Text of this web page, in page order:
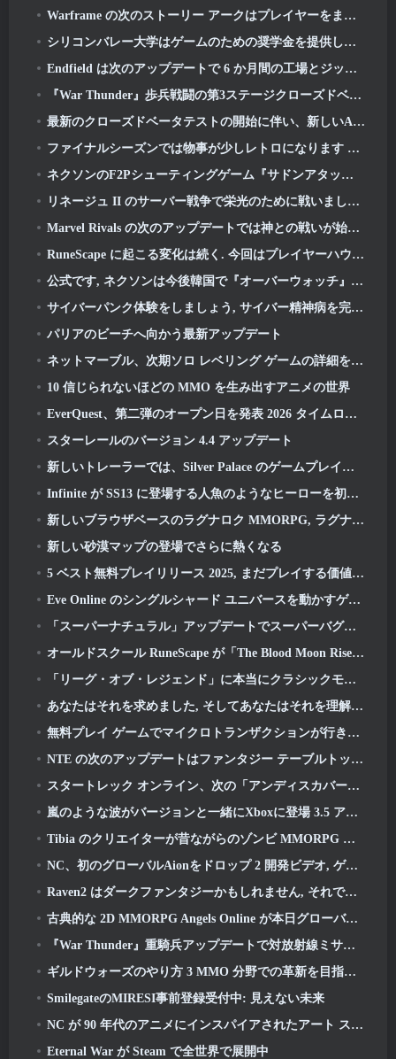
Warframe の次のストーリー アークはプレイヤーをまったく新しいスター チャートに連れて行きます, タウシステム
シリコンバレー大学はゲームのための奨学金を提供していますが、その要件のいくつかは興味深いものです
Endfield は次のアップデートで 6 か月間の工場とジップラインを祝う
『War Thunder』歩兵戦闘の第3ステージクローズドベータテストが発表
最新のクローズドベータテストの開始に伴い、新しいAniimoトレーラーが公開されました
ファイナルシーズンでは物事が少しレトロになります 11 アップデート
ネクソンのF2Pシューティングゲーム『サドンアタック ゼロポイント』最終クローズドβテストが本日スタート
リネージュ II のサーバー戦争で栄光のために戦いましょう
Marvel Rivals の次のアップデートでは神との戦いが始まります
RuneScape に起こる変化は続く. 今回はプレイヤーハウジングです
公式です, ネクソンは今後韓国で『オーバーウォッチ』を出版する予定
サイバーパンク体験をしましょう, サイバー精神病を完全に抱えている, 『Apex Legends』の次のクロスオーバーイベントで
パリアのビーチへ向かう最新アップデート
ネットマーブル、次期ソロ レベリング ゲームの詳細を公開, ソロレベリング: KARMA アニメエキスポにて
10 信じられないほどの MMO を生み出すアニメの世界
EverQuest、第二弾のオープン日を発表 2026 タイムロック拡張サーバー
スターレールのバージョン 4.4 アップデート
新しいトレーラーでは、Silver Palace のゲームプレイを紹介します
Infinite が SS13 に登場する人魚のようなヒーローを初公開: 残光
新しいブラウザベースのラグナロク MMORPG, ラグナロクユニバースを発表
新しい砂漠マップの登場でさらに熱くなる
5 ベスト無料プレイリリース 2025, まだプレイする価値はありますか 2026?
Eve Online のシングルシャード ユニバースを動かすゲーム エンジンがオープンソースになりました
「スーパーナチュラル」アップデートでスーパーバグがスーパーアニマルロイヤルに侵入
オールドスクール RuneScape が「The Blood Moon Rises」グランドマスタークエストをドロップ, 20年にわたるクエストラインに終止符を打つ
「リーグ・オブ・レジェンド」に本当にクラシックモードが登場
あなたはそれを求めました, そしてあなたはそれを理解しています. Eterspireでギルドが利用可能になりました
無料プレイ ゲームでマイクロトランザクションが行き過ぎている?
NTE の次のアップデートはファンタジー テーブルトップ ゲームに少し寄り道します
スタートレック オンライン、次の「アンディスカバード」シーズンの開始を発表
嵐のような波がバージョンと一緒にXboxに登場 3.5 アップデート
Tibia のクリエイターが昔ながらのゾンビ MMORPG の新しいプレイテストを発表, オンラインで維持
NC、初のグローバルAionをドロップ 2 開発ビデオ, ゲームの詳細を共有する
Raven2 はダークファンタジーかもしれません, それでも夏の楽しみは終わりません
古典的な 2D MMORPG Angels Online が本日グローバルで開始
『War Thunder』重騎兵アップデートで対放射線ミサイルと電子支援手段を追加
ギルドウォーズのやり方 3 MMO 分野での革新を目指しているかもしれない
SmilegateのMIRESI事前登録受付中: 見えない未来
NC が 90 年代のアニメにインスパイアされたアート スタイルを取り入れた魔法少女 RPG を開発中
Eternal War が Steam で全世界で展開中